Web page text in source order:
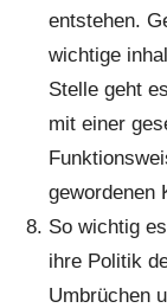
entstehen.
wichtige
Stelle geht
mit einer
gewordenen
So wichtig
ihre Politik
Umbrüchen